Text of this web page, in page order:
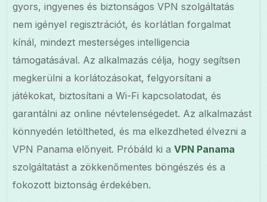
gyors, ingyenes és biztonságos VPN szolgáltatás
nem igényel regisztrációt, és korlátlan forgalmat
kínál, mindezt mesterséges intelligencia
támogatásával. Az alkalmazás célja, hogy segítsen
megkerülni a korlátozásokat, felgyorsítani a
játékokat, biztosítani a Wi-Fi kapcsolatodat, és
garantálni az online névtelenségedet. Az alkalmazást
könnyedén letöltheted, és ma elkezdheted élvezni a
VPN Panama előnyeit. Próbáld ki aVPN Panama
szolgáltatást a zökkenőmentes böngészés és a
fokozott biztonság érdekében.